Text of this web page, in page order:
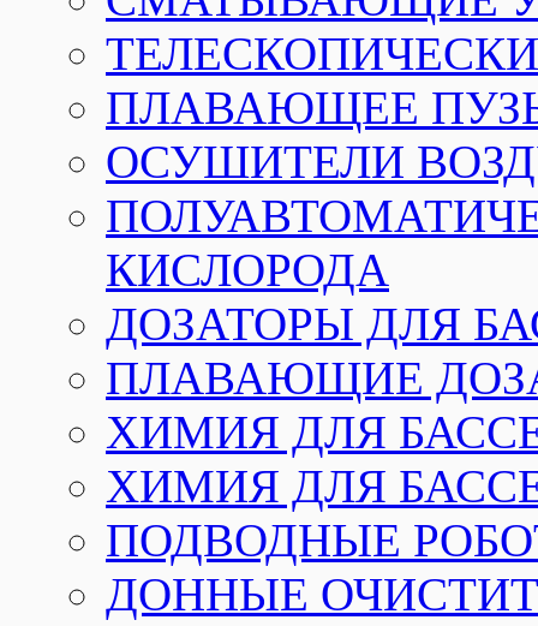
ПЛАВАЮЩЕЕ
ОСУШИТЕЛИ
КИСЛОРОДА
ДОЗАТОРЫ ДЛЯ
ПЛАВАЮЩИЕ
ХИМИЯ ДЛЯ
ХИМИЯ ДЛЯ
ПОДВОДНЫЕ
ДОННЫЕ